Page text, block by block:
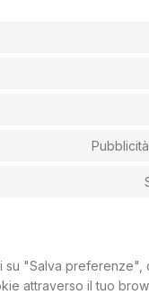
"Salva preferenze",
attraverso il tuo